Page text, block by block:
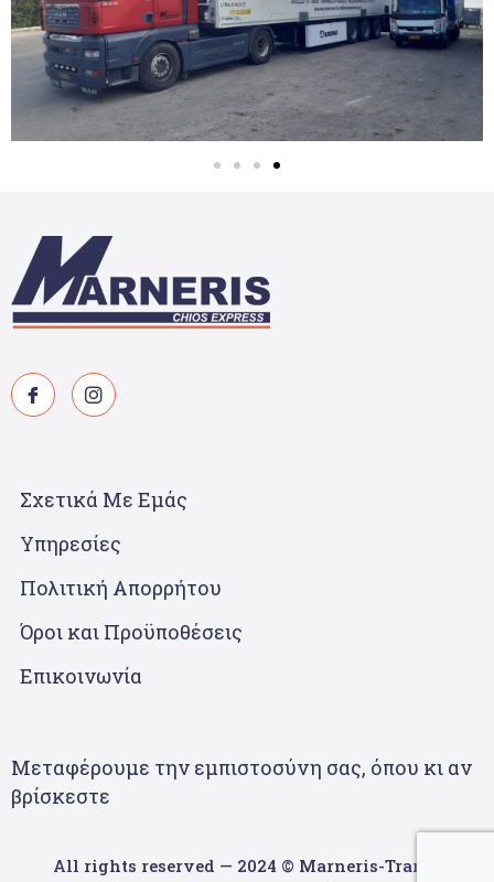
Σχετικά Με Εμάς
Υπηρεσίες
Πολιτική Απορρήτου
Όροι και Προϋποθέσεις
Επικοινωνία
Μεταφέρουμε την εμπιστοσύνη σας, όπου κι αν
βρίσκεστε
All rights reserved — 2024 © Marneris-Trans |